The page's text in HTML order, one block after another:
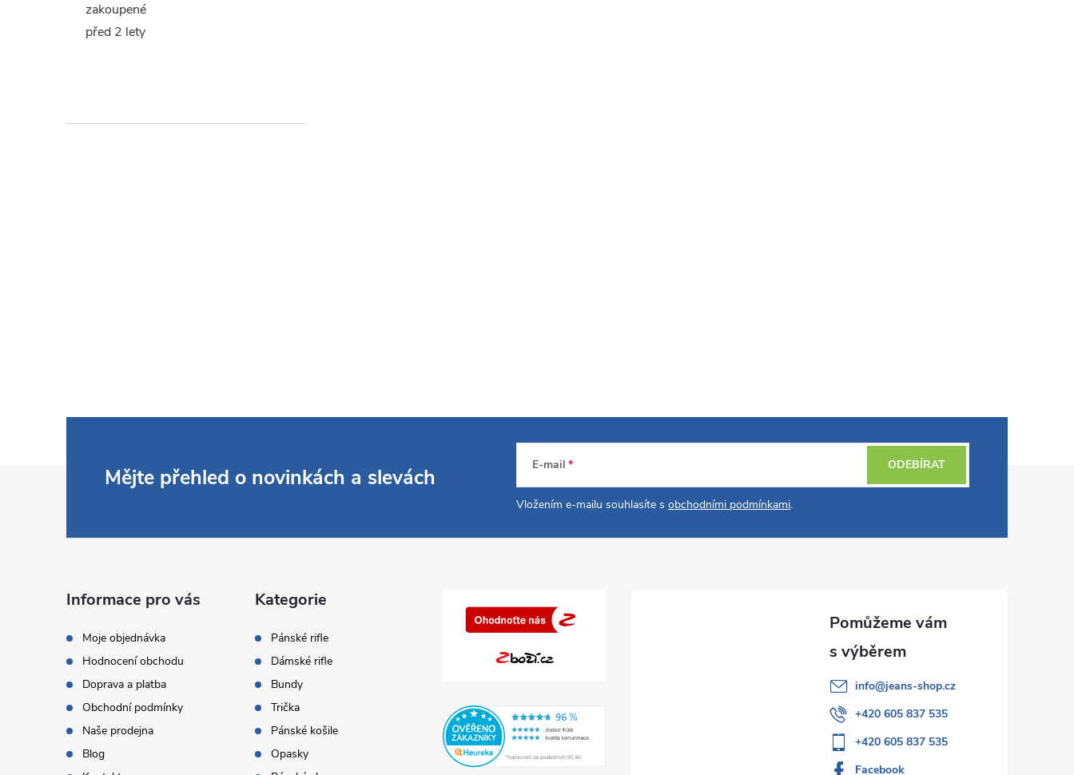
zakoupené
před 2 lety
Mějte přehled o novinkách a slevách E-mail
Vložením e-mailu souhlasíte s obchodními podmínkami.
ODEBÍRAT
Informace pro vás
Moje objednávka
Hodnocení obchodu
Doprava a platba
Obchodní podmínky
Naše prodejna
Blog
Kategorie
Pánské rifle
Dámské rifle
Bundy
Trička
Pánské košile
Opasky
info@jeans-shop.cz
+420 605 837 535
+420 605 837 535
Facebook